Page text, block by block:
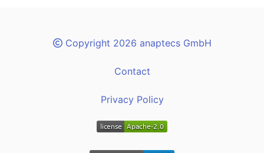
Copyright 2026 anaptecs GmbH
Contact
Privacy Policy